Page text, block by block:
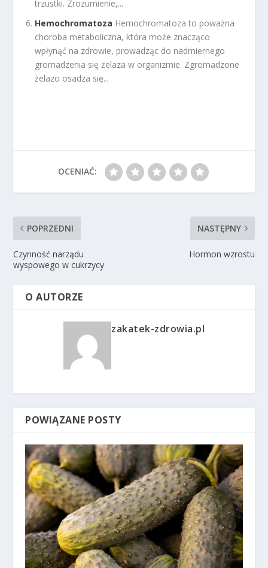
trzustki. Zrozumienie,...
Hemochromatoza Hemochromatoza to poważna
choroba metaboliczna, która może znacząco
wpłynąć na zdrowie, prowadząc do nadmiernego
gromadzenia się żelaza w organizmie. Zgromadzone
żelazo osadza się...
OCENIAĆ:
POPRZEDNI
Czynność narządu
wyspowego w cukrzycy
NASTĘPNY
Hormon wzrostu
O AUTORZE
zakatek-zdrowia.pl
POWIĄZANE POSTY